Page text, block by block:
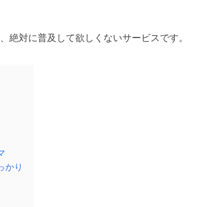
絶対に普及して欲しくないサービスです。
かり